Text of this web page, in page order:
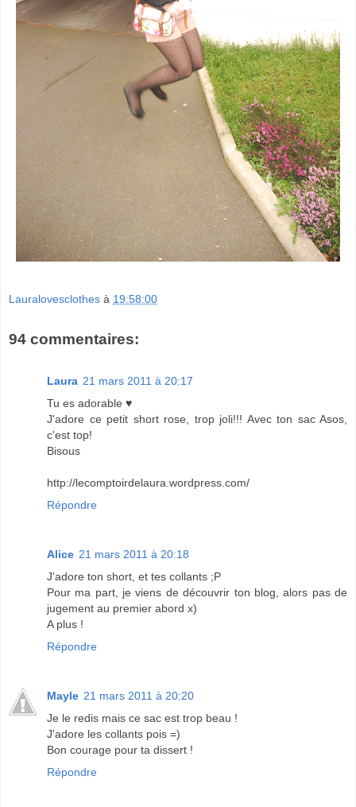
Lauralovesclothes à 19:58:00
94 commentaires:
Laura 21 mars 2011 à 20:17
Tu es adorable ♥
J'adore ce petit short rose, trop joli!!! Avec ton sac Asos,
c'est top!
Bisous
http://lecomptoirdelaura.wordpress.com/
Répondre
Alice 21 mars 2011 à 20:18
J'adore ton short, et tes collants ;P
Pour ma part, je viens de découvrir ton blog, alors pas de
jugement au premier abord x)
A plus !
Répondre
Mayle 21 mars 2011 à 20:20
Je le redis mais ce sac est trop beau !
J'adore les collants pois =)
Bon courage pour ta dissert !
Répondre